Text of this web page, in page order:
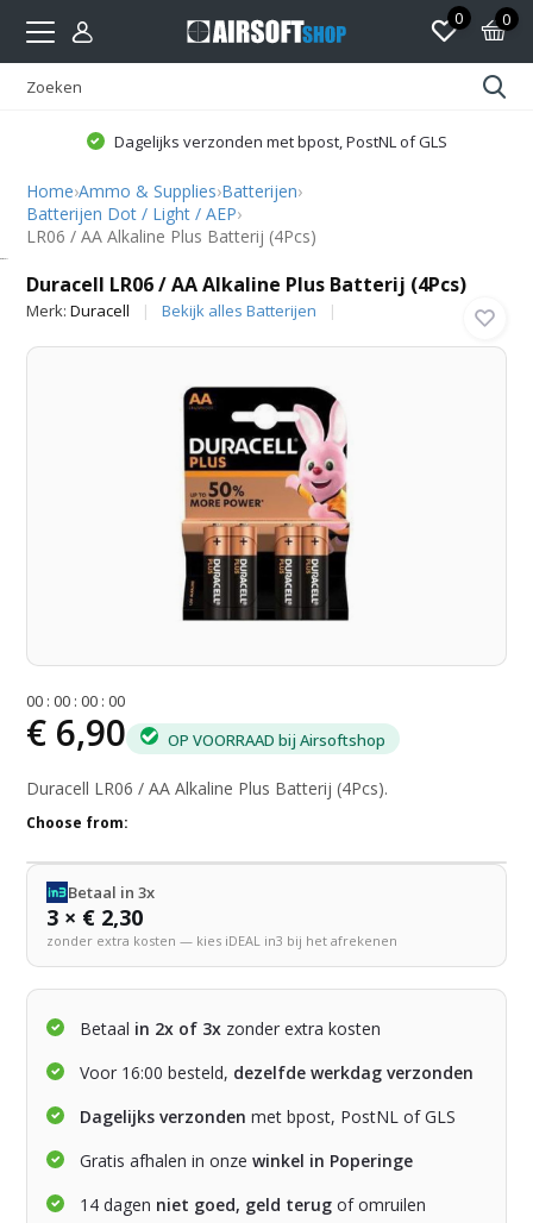
0 0
Dagelijks verzonden met bpost, PostNL of GLS
Home›Ammo & Supplies›Batterijen›
Batterijen Dot / Light / AEP›
LR06 / AA Alkaline Plus Batterij (4Pcs)
Duracell LR06 / AA Alkaline Plus Batterij (4Pcs)
Merk:Duracell Bekijk alles Batterijen
00 :00 :00 :00
€ 6,90 OP VOORRAAD bij Airsoftshop
Duracell LR06 / AA Alkaline Plus Batterij (4Pcs).
Choose from:
Betaal in 3x
3 × € 2,30
zonder extra kosten — kies iDEAL in3 bij het afrekenen
Betaal in 2x of 3x zonder extra kosten
Voor 16:00 besteld, dezelfde werkdag verzonden
Dagelijks verzonden met bpost, PostNL of GLS
Gratis afhalen in onzewinkel in Poperinge
14 dagen niet goed, geld terug of omruilen